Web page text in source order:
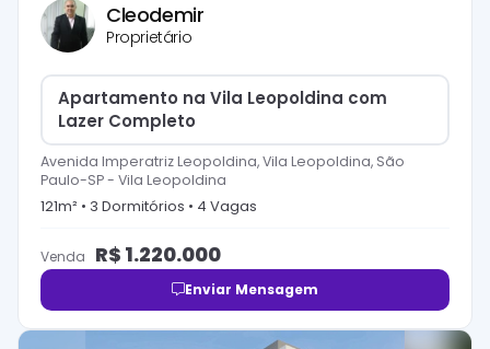
Cleodemir
Proprietário
Apartamento na Vila Leopoldina com
Lazer Completo
Avenida Imperatriz Leopoldina, Vila Leopoldina, São
Paulo-SP- Vila Leopoldina
121m² • 3 Dormitórios • 4 Vagas
Venda R$ 1.220.000
Enviar Mensagem